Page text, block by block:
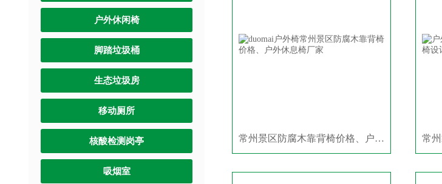
户外休闲椅
脚踏垃圾桶
生态垃圾房
移动厕所
核酸检测岗亭
吸烟室
常州景区防腐木靠背椅价格、户外休息椅厂家